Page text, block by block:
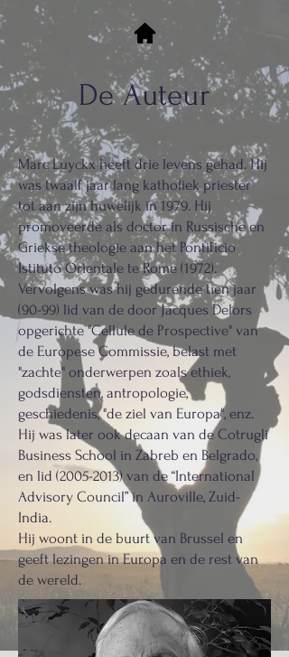
De Auteur
Marc Luyckx heeft drie levens gehad. Hij
was twaalf jaar lang katholiek priester
tot aan zijn huwelijk in 1979. Hij
promoveerde als doctor in Russische en
Griekse theologie aan het Pontificio
Istituto Orientale te Rome (1972).
Vervolgens was hij gedurende tien jaar
(90-99) lid van de door Jacques Delors
opgerichte "Cellule de Prospective" van
de Europese Commissie, belast met
"zachte" onderwerpen zoals ethiek,
godsdiensten, antropologie,
geschiedenis, "de ziel van Europa", enz.
Hij was later ook decaan van de Cotrugli
Business School in Zabreb en Belgrado,
en lid (2005-2013)van de “International
Advisory Council” in Auroville, Zuid-
India.
Hij woont in de buurt van Brussel en
geeft lezingen in Europa en de rest van
de wereld.